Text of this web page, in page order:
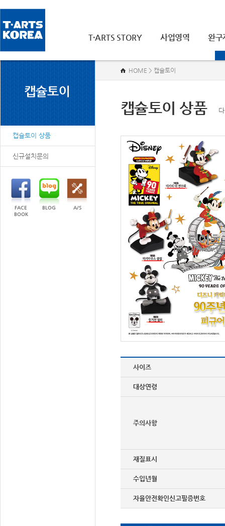
T·ARTS STORY 사업영역 완구
캡슐토이 상품
신규설치문의
FACE
BOOK
BLOG A/S
캡슐토이 상품
HOME > 캡슐토이
사이즈
대상연령
주의사항
재질표시
수입년월
자율안전확인신고필증번호